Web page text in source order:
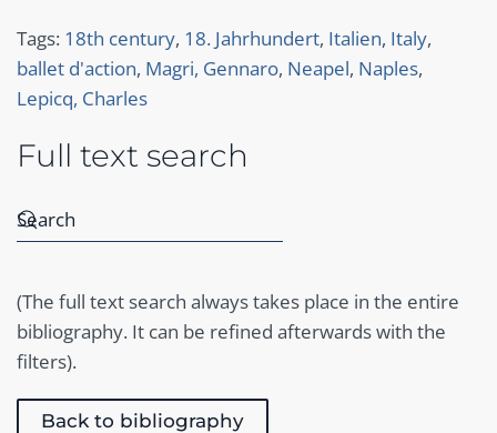
Tags: 18th century, 18. Jahrhundert, Italien, Italy,
ballet d'action, Magri, Gennaro, Neapel, Naples,
Lepicq, Charles
Full text search
(The full text search always takes place in the entire
bibliography. It can be refined afterwards with the
filters).
Back to bibliography